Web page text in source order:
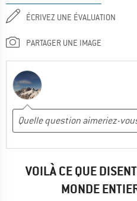
ÉCRIVEZ UNE ÉVALUATION
PARTAGER UNE IMAGE
VOILÀ CE QUE
MONDE